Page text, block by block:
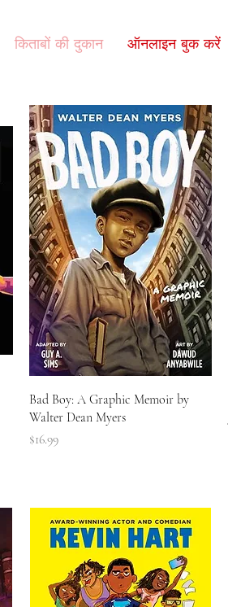
किताबों की दुकान ऑनलाइन बुक करें
त्वरित दृश्य
Bad Boy: A Graphic Memoir by
Walter Dean Myers
मूल्य
$16.99